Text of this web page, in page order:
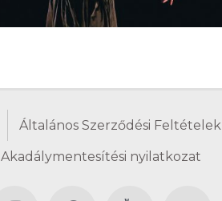
Általános Szerződési Feltételek
Akadálymentesítési nyilatkozat